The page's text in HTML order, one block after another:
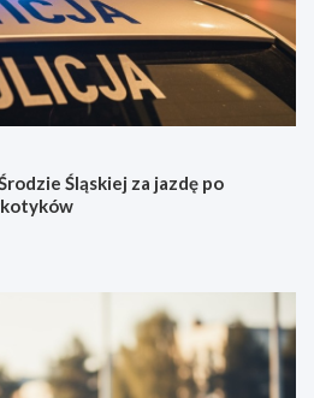
Śląskiej za jazdę po